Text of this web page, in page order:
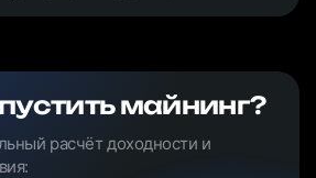
майнинг?
расчёт доходности и